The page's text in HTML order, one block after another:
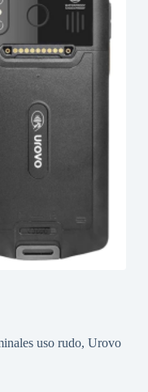
uso rudo, Urovo